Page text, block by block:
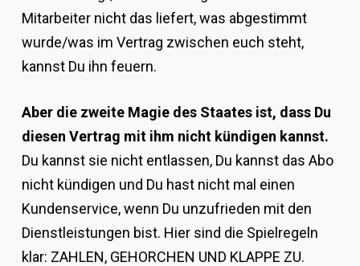
Mitarbeiter nicht das liefert, was abgestimmt
wurde/was im Vertrag zwischen euch steht,
kannst Du ihn feuern.
Aber die zweite Magie des Staates ist, dass Du
diesen Vertrag mit ihm nicht kündigen kannst.
Du kannst sie nicht entlassen, Du kannst das Abo
nicht kündigen und Du hast nicht mal einen
Kundenservice, wenn Du unzufrieden mit den
Dienstleistungen bist. Hier sind die Spielregeln
klar: ZAHLEN, GEHORCHEN UND KLAPPE ZU.